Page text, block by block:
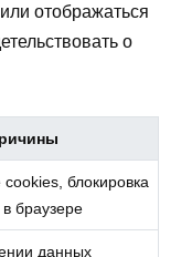
отображаться
о
блокировка
браузере
данных